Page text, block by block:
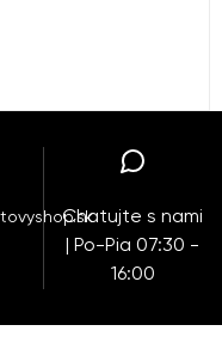
Chatujte s nami
| Po-Pia 07:30 -
16:00